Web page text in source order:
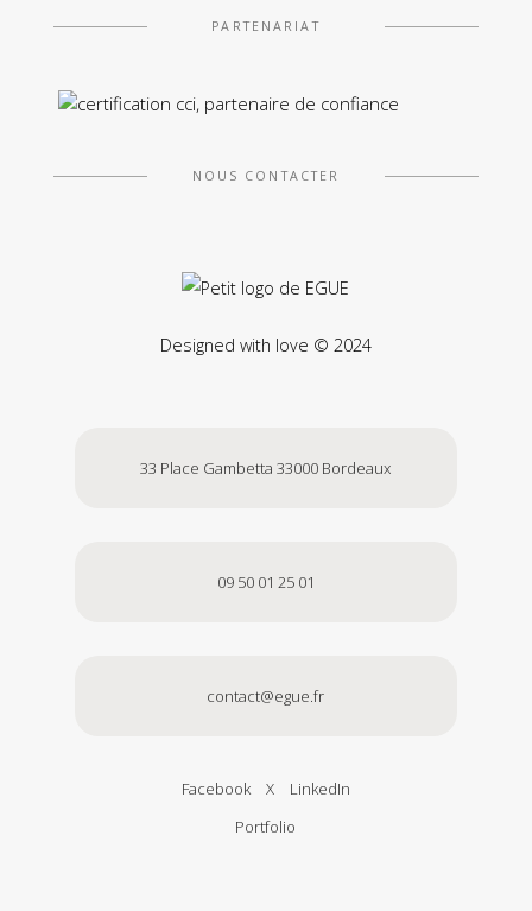
EXPÉRIENCE (UX) & WEB DESIGN (UI)
Energies homme-timales
IDENTITÉ, MOTION DESIGN
PARTENARIAT
NOUS CONTACTER
Designed with love © 2024
33 Place Gambetta 33000 Bordeaux
09 50 01 25 01
contact@egue.fr
Facebook X
LinkedIn
Portfolio